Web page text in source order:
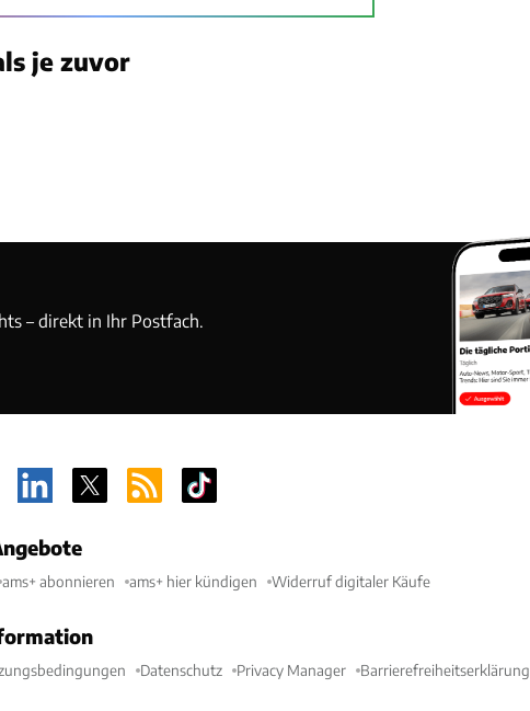
je zuvor
– direkt in Ihr Postfach.
ams+ abonnieren ams+ hier kündigen Widerruf digitaler Käufe
Datenschutz Privacy Manager Barrierefreiheitserklärung